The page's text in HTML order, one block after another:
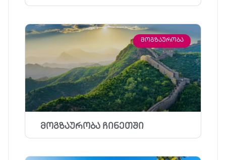
ᲛᲝᲒᲖᲐᲣᲠᲝᲑᲐ
მოგზაურობა ჩინეთში